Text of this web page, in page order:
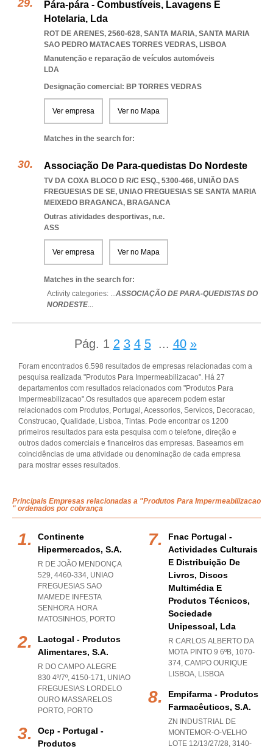
Pára-pára - Combustíveis, Lavagens E
Hotelaria, Lda
ROT DE ARENES, 2560-628, SANTA MARIA, SANTA MARIA
SAO PEDRO MATACAES TORRES VEDRAS, LISBOA
Manutenção e reparação de veículos automóveis
LDA
Designação comercial: BP TORRES VEDRAS
Ver empresa Ver no Mapa
Matches in the search for:
Associação De Para-quedistas Do Nordeste
TV DA COXA BLOCO D R/C ESQ., 5300-466, UNIÃO DAS
FREGUESIAS DE SE, UNIAO FREGUESIAS SE SANTA MARIA
MEIXEDO BRAGANCA, BRAGANCA
Outras atividades desportivas, n.e.
ASS
Ver empresa Ver no Mapa
Matches in the search for:
Activity categories: ...ASSOCIAÇÃO DE PARA-QUEDISTAS DO
NORDESTE...
Pág. 1 2 3 4 5 ... 40 »
Foram encontrados 6.598 resultados de empresas relacionadas com a
pesquisa realizada "Produtos Para Impermeabilizacao". Há 27
departamentos com resultados relacionados com "Produtos Para
Impermeabilizacao".Os resultados que aparecem podem estar
relacionados com Produtos, Portugal, Acessorios, Servicos, Decoracao,
Construcao, Qualidade, Lisboa, Tintas. Pode encontrar os 1200
primeiros resultados para esta pesquisa com o telefone, direção e
outros dados comerciais e financeiros das empresas. Baseamos em
coincidências de uma atividade ou denominação de cada empresa
para mostrar esses resultados.
Principais Empresas relacionadas a "Produtos Para Impermeabilizacao
" ordenados por cobrança
Continente
Hipermercados, S.a.
R DE JOÃO MENDONÇA
529, 4460-334, UNIAO
FREGUESIAS SAO
MAMEDE INFESTA
SENHORA HORA
MATOSINHOS, PORTO
Lactogal - Produtos
Alimentares, S.a.
R DO CAMPO ALEGRE
830 4º/7º, 4150-171, UNIAO
FREGUESIAS LORDELO
OURO MASSARELOS
PORTO, PORTO
Ocp - Portugal -
Produtos
Fnac Portugal -
Actividades Culturais
E Distribuição De
Livros, Discos
Multimédia E
Produtos Técnicos,
Sociedade
Unipessoal, Lda
R CARLOS ALBERTO DA
MOTA PINTO 9 6ºB, 1070-
374, CAMPO OURIQUE
LISBOA, LISBOA
Empifarma - Produtos
Farmacêuticos, S.a.
ZN INDUSTRIAL DE
MONTEMOR-O-VELHO
LOTE 12/13/27/28, 3140-